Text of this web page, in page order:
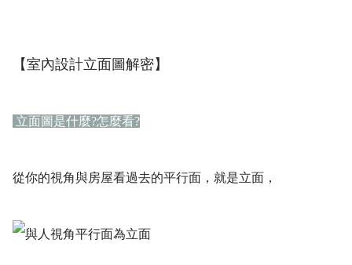
【室內設計立面圖解密】
立面圖是什麼?怎麼看?
從你的視角與房屋看過去的平行面，就是立面，